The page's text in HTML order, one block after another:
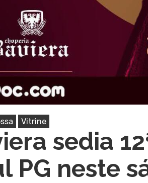
Vitrine
sedia
PG neste